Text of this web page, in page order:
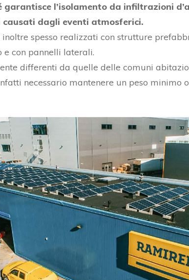
garantisce l’isolamento da infiltrazioni
dagli eventi atmosferici.
inoltre spesso realizzati con strutture
e con pannelli laterali.
differenti da quelle delle comuni
necessario mantenere un peso minimo